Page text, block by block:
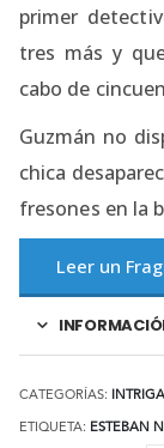
primer
tres más y
cabo de
Guzmán no
chica
fresones en la
Leer un
CATEGORÍAS: INTRIGA
ETIQUETA: ESTEBAN